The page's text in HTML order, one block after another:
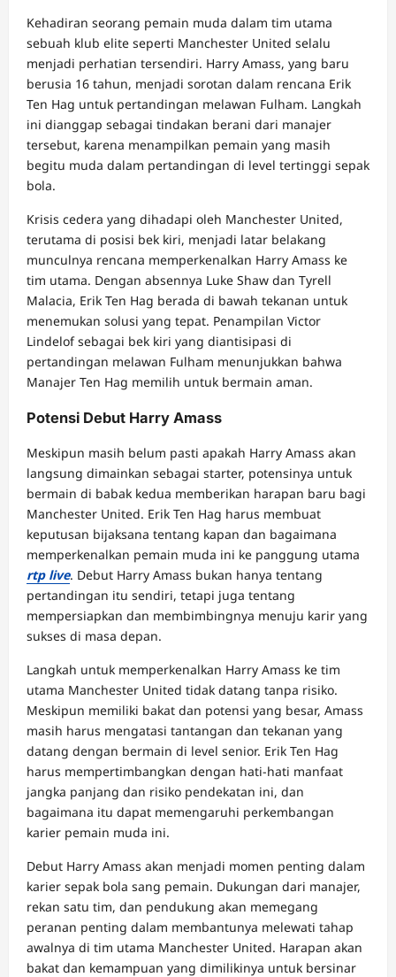
Kehadiran seorang pemain muda dalam tim utama
sebuah klub elite seperti Manchester United selalu
menjadi perhatian tersendiri. Harry Amass, yang baru
berusia 16 tahun, menjadi sorotan dalam rencana Erik
Ten Hag untuk pertandingan melawan Fulham. Langkah
ini dianggap sebagai tindakan berani dari manajer
tersebut, karena menampilkan pemain yang masih
begitu muda dalam pertandingan di level tertinggi sepak
bola.
Krisis cedera yang dihadapi oleh Manchester United,
terutama di posisi bek kiri, menjadi latar belakang
munculnya rencana memperkenalkan Harry Amass ke
tim utama. Dengan absennya Luke Shaw dan Tyrell
Malacia, Erik Ten Hag berada di bawah tekanan untuk
menemukan solusi yang tepat. Penampilan Victor
Lindelof sebagai bek kiri yang diantisipasi di
pertandingan melawan Fulham menunjukkan bahwa
Manajer Ten Hag memilih untuk bermain aman.
Potensi Debut Harry Amass
Meskipun masih belum pasti apakah Harry Amass akan
langsung dimainkan sebagai starter, potensinya untuk
bermain di babak kedua memberikan harapan baru bagi
Manchester United. Erik Ten Hag harus membuat
keputusan bijaksana tentang kapan dan bagaimana
memperkenalkan pemain muda ini ke panggung utama
rtp live. Debut Harry Amass bukan hanya tentang
pertandingan itu sendiri, tetapi juga tentang
mempersiapkan dan membimbingnya menuju karir yang
sukses di masa depan.
Langkah untuk memperkenalkan Harry Amass ke tim
utama Manchester United tidak datang tanpa risiko.
Meskipun memiliki bakat dan potensi yang besar, Amass
masih harus mengatasi tantangan dan tekanan yang
datang dengan bermain di level senior. Erik Ten Hag
harus mempertimbangkan dengan hati-hati manfaat
jangka panjang dan risiko pendekatan ini, dan
bagaimana itu dapat memengaruhi perkembangan
karier pemain muda ini.
Debut Harry Amass akan menjadi momen penting dalam
karier sepak bola sang pemain. Dukungan dari manajer,
rekan satu tim, dan pendukung akan memegang
peranan penting dalam membantunya melewati tahap
awalnya di tim utama Manchester United. Harapan akan
bakat dan kemampuan yang dimilikinya untuk bersinar